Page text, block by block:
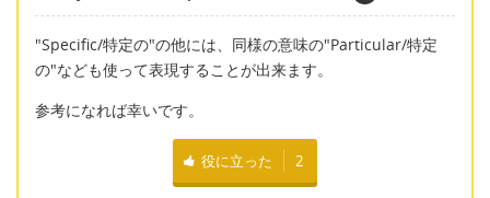
"Specific/特定の"の他には、同様の意味の"Particular/特定
の"なども使って表現することが出来ます。
参考になれば幸いです。
役に立った 2